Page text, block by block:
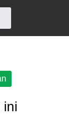
ini